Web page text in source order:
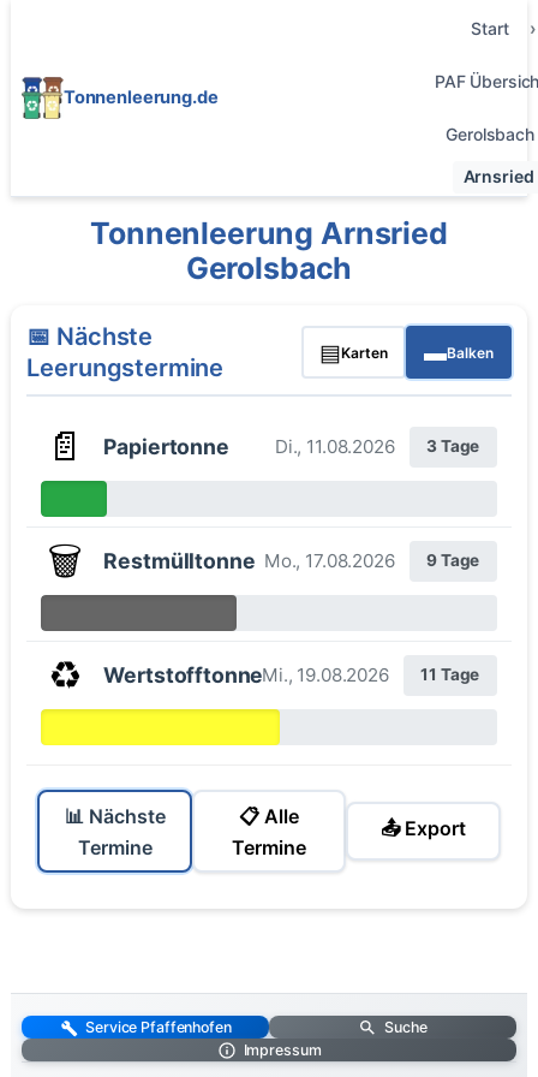
Tonnenleerung.de
Start
PAF
Gerolsbach
Arnsried
Tonnenleerung Arnsried
Gerolsbach
📅 Nächste
Leerungstermine
▤Karten ▬Balken
📄 Papiertonne Di., 11.08.2026 3 Tage
🗑️ Restmülltonne Mo., 17.08.2026 9 Tage
♻️ WertstofftonneMi., 19.08.2026 11 Tage
📊 Nächste
Termine
📋 Alle
Termine
📤 Export
Service Pfaffenhofen
Suche
Impressum